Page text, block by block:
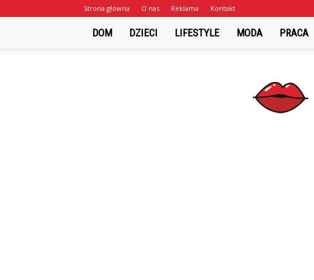
Strona główna O nas Reklama Kontakt
DOM DZIECI LIFESTYLE MODA PRACA